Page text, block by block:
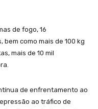
de fogo, 16
como mais de 100 kg
mais de 10 mil
de enfrentamento ao
ao tráfico de